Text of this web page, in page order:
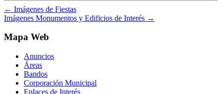
← Imágenes de Fiestas
Imágenes Monumentos y Edificios de Interés →
Mapa Web
Anuncios
Áreas
Bandos
Corporación Municipal
Enlaces de Interés